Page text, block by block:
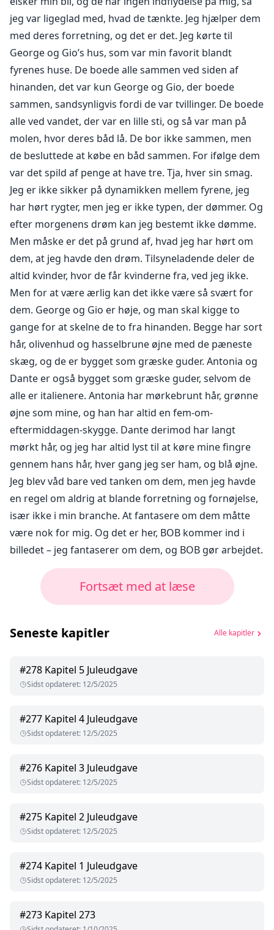
jeg var ligeglad med, hvad de tænkte. Jeg hjælper dem
med deres forretning, og det er det. Jeg kørte til
George og Gio’s hus, som var min favorit blandt
fyrenes huse. De boede alle sammen ved siden af
hinanden, det var kun George og Gio, der boede
sammen, sandsynligvis fordi de var tvillinger. De boede
alle ved vandet, der var en lille sti, og så var man på
molen, hvor deres båd lå. De bor ikke sammen, men
de besluttede at købe en båd sammen. For ifølge dem
var det spild af penge at have tre. Tja, hver sin smag.
Jeg er ikke sikker på dynamikken mellem fyrene, jeg
har hørt rygter, men jeg er ikke typen, der dømmer. Og
efter morgenens drøm kan jeg bestemt ikke dømme.
Men måske er det på grund af, hvad jeg har hørt om
dem, at jeg havde den drøm. Tilsyneladende deler de
altid kvinder, hvor de får kvinderne fra, ved jeg ikke.
Men for at være ærlig kan det ikke være så svært for
dem. George og Gio er høje, og man skal kigge to
gange for at skelne de to fra hinanden. Begge har sort
hår, olivenhud og hasselbrune øjne med de pæneste
skæg, og de er bygget som græske guder. Antonia og
Dante er også bygget som græske guder, selvom de
alle er italienere. Antonia har mørkebrunt hår, grønne
øjne som mine, og han har altid en fem-om-
eftermiddagen-skygge. Dante derimod har langt
mørkt hår, og jeg har altid lyst til at køre mine fingre
gennem hans hår, hver gang jeg ser ham, og blå øjne.
Jeg blev våd bare ved tanken om dem, men jeg havde
en regel om aldrig at blande forretning og fornøjelse,
især ikke i min branche. At fantasere om dem måtte
være nok for mig. Og det er her, BOB kommer ind i
billedet – jeg fantaserer om dem, og BOB gør arbejdet.
Fortsæt med at læse
Seneste kapitler Alle kapitler
#278 Kapitel 5 Juleudgave
Sidst opdateret: 12/5/2025
#277 Kapitel 4 Juleudgave
Sidst opdateret: 12/5/2025
#276 Kapitel 3 Juleudgave
Sidst opdateret: 12/5/2025
#275 Kapitel 2 Juleudgave
Sidst opdateret: 12/5/2025
#274 Kapitel 1 Juleudgave
Sidst opdateret: 12/5/2025
#273 Kapitel 273